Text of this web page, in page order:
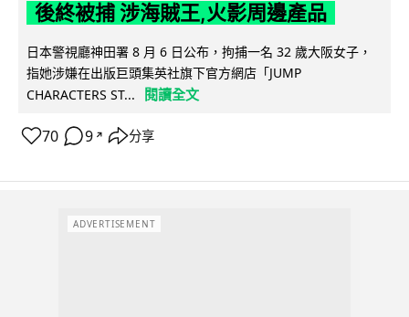
後終被捕 涉海賊王,火影周邊產品
日本警視廳神田署 8 月 6 日公布，拘捕一名 32 歲大阪女子，
指她涉嫌在出版巨頭集英社旗下官方網店「JUMP
CHARACTERS ST...
閱讀全文
70 9 ↗ 分享
ADVERTISEMENT